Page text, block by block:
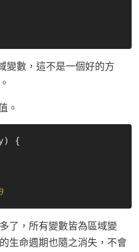
變數，這不是一個好的方
。
)
{
了，所有變數皆為區域變
生命週期也隨之消失，不會